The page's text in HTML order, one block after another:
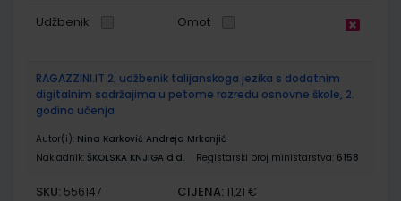
Udžbenik Omot
RAGAZZINI.IT 2; udžbenik talijanskoga jezika s dodatnim
digitalnim sadržajima u petome razredu osnovne škole, 2.
godina učenja
Autor(i): Nina Karković Andreja Mrkonjić
Nakladnik: ŠKOLSKA KNJIGA d.d. Registarski broj ministarstva: 6158
SKU: 556147 CIJENA: 11,21 €